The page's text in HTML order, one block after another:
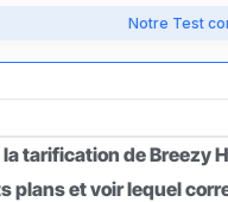
Notre Test
tarification de Breezy
plans et voir lequel